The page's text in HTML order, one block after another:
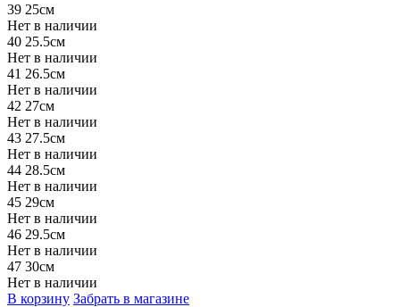
39 25см
Нет в наличии
40 25.5см
Нет в наличии
41 26.5см
Нет в наличии
42 27см
Нет в наличии
43 27.5см
Нет в наличии
44 28.5см
Нет в наличии
45 29см
Нет в наличии
46 29.5см
Нет в наличии
47 30см
Нет в наличии
В корзину Забрать в магазине